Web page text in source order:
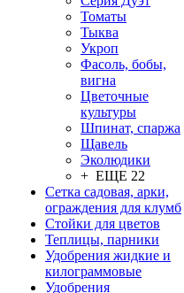
Томаты
Тыква
Укроп
Фасоль, бобы,
вигна
Цветочные
культуры
Шпинат, спаржа
Щавель
Эколюдики
+ ЕЩЕ 22
Сетка садовая, арки,
ограждения для клумб
Стойки для цветов
Теплицы, парники
Удобрения жидкие и
килограммовые
Удобрения